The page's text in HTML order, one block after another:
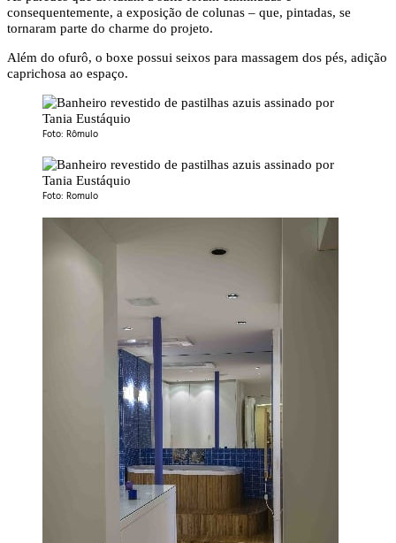
consequentemente, a exposição de colunas – que, pintadas, se
tornaram parte do charme do projeto.
Além do ofurô, o boxe possui seixos para massagem dos pés, adição
caprichosa ao espaço.
Foto: Rômulo
Foto: Romulo